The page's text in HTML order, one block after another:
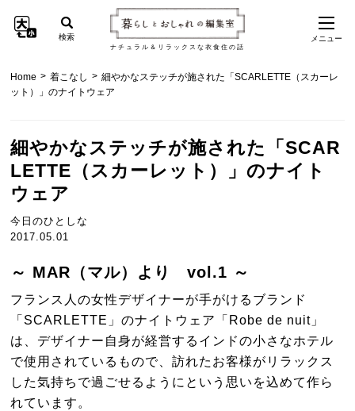
ナチュラル＆リラックスな衣食住の話
検索 メニュー
Home > 着こなし > 細やかなステッチが施された「SCARLETTE（スカーレ
ット）」のナイトウェア
細やかなステッチが施された「SCAR
LETTE（スカーレット）」のナイト
ウェア
今日のひとしな
2017.05.01
～ MAR（マル）より vol.1 ～
フランス人の女性デザイナーが手がけるブランド
「SCARLETTE」のナイトウェア「Robe de nuit」
は、デザイナー自身が経営するインドの小さなホテル
で使用されているもので、訪れたお客様がリラックス
した気持ちで過ごせるようにという思いを込めて作ら
れています。